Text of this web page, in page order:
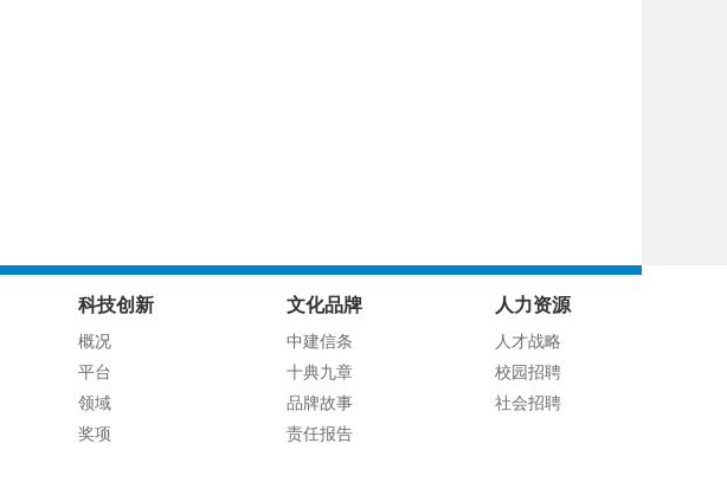
科技创新
概况
平台
领域
奖项
文化品牌
中建信条
十典九章
品牌故事
责任报告
人力资源
人才战略
校园招聘
社会招聘